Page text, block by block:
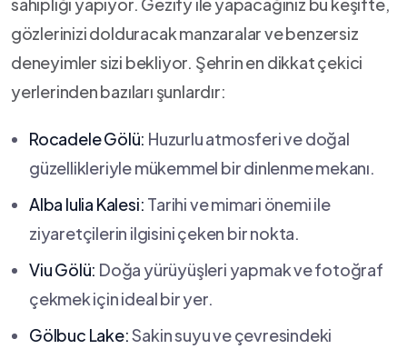
⁤gözlerinizi dolduracak manzaralar ve benzersiz
deneyimler sizi bekliyor. Şehrin en dikkat çekici
yerlerinden ⁤bazıları şunlardır:
Rocadele Gölü: Huzurlu atmosferi ve doğal​
güzellikleriyle mükemmel bir dinlenme ⁢mekanı.
Alba Iulia Kalesi: Tarihi ve mimari ⁤önemi ile
ziyaretçilerin ilgisini çeken bir nokta.
Viu Gölü: Doğa yürüyüşleri yapmak ve ⁣fotoğraf
çekmek ⁢için ideal bir yer.
Gölbuc Lake:Sakin suyu ​ve çevresindeki